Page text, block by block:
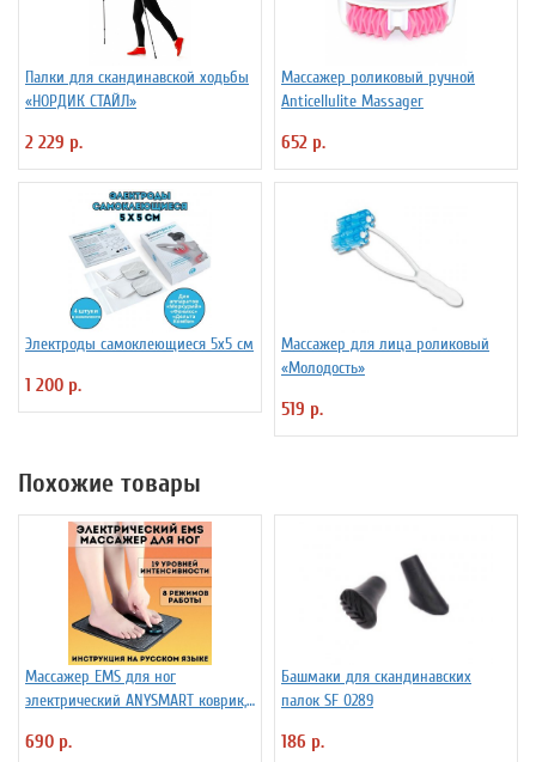
Палки для скандинавской ходьбы
«НОРДИК СТАЙЛ»
2 229 р.
Массажер роликовый ручной
Anticellulite Massager
652 р.
Электроды самоклеющиеся 5х5 см
1 200 р.
Массажер для лица роликовый
«Молодость»
519 р.
Похожие товары
Массажер EMS для ног
электрический ANYSMART коврик,
690 р.
Башмаки для скандинавских
палок SF 0289
186 р.